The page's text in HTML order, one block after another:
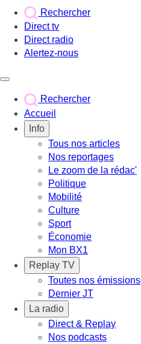
Rechercher
Direct tv
Direct radio
Alertez-nous
Rechercher
Accueil
Info
Tous nos articles
Nos reportages
Le zoom de la rédac'
Politique
Mobilité
Culture
Sport
Économie
Mon BX1
Replay TV
Toutes nos émissions
Dernier JT
La radio
Direct & Replay
Nos podcasts